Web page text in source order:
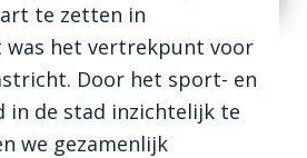
te zetten in
was het vertrekpunt voor
Door het sport- en
in de stad inzichtelijk te
we gezamenlijk